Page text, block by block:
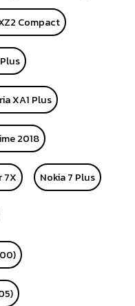
Compact
XA1 Plus
2018
7X Nokia 7 Plus